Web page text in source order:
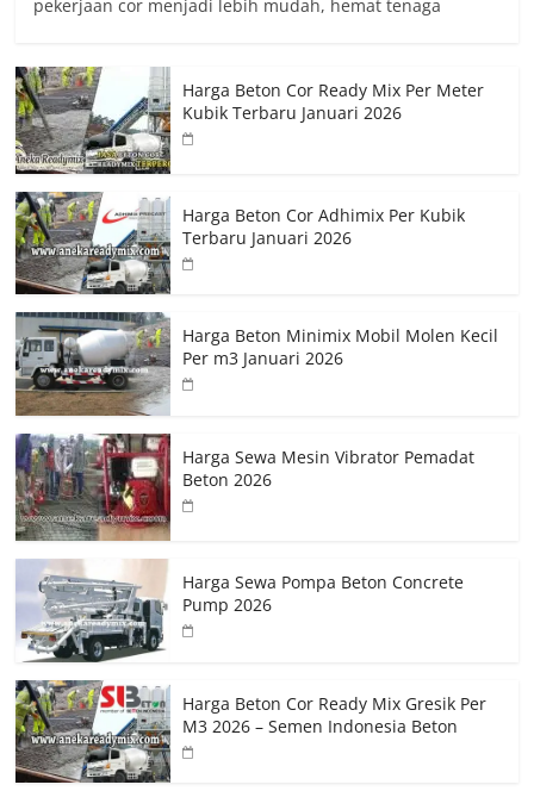
pekerjaan cor menjadi lebih mudah, hemat tenaga
Harga Beton Cor Ready Mix Per Meter
Kubik Terbaru Januari 2026
Harga Beton Cor Adhimix Per Kubik
Terbaru Januari 2026
Harga Beton Minimix Mobil Molen Kecil
Per m3 Januari 2026
Harga Sewa Mesin Vibrator Pemadat
Beton 2026
Harga Sewa Pompa Beton Concrete
Pump 2026
Harga Beton Cor Ready Mix Gresik Per
M3 2026 – Semen Indonesia Beton